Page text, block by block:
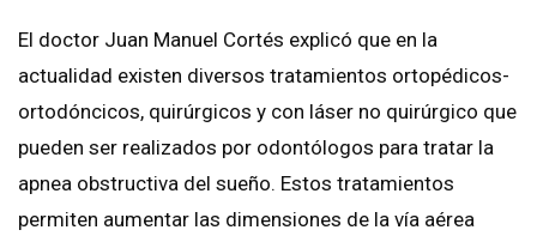
El doctor Juan Manuel Cortés explicó que en la
actualidad existen diversos tratamientos ortopédicos-
ortodóncicos, quirúrgicos y con láser no quirúrgico que
pueden ser realizados por odontólogos para tratar la
apnea obstructiva del sueño. Estos tratamientos
permiten aumentar las dimensiones de la vía aérea